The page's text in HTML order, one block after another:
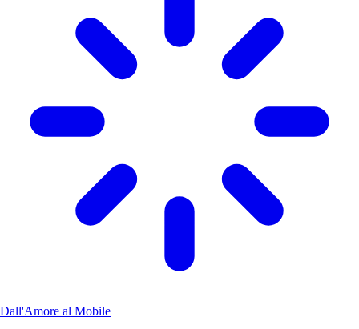
Dall'Amore al Mobile